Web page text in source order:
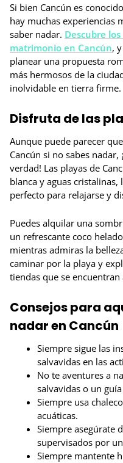
Si bien Cancún es
hay muchas experiencias
saber nadar. Descubre
matrimonio en Cancún,
planear una propuesta
más hermosos de la
inolvidable en tierra firme.
Disfruta de las
Aunque puede parecer
Cancún si no sabes
verdad! Las playas de
blanca y aguas
perfecto para relajarse y
Puedes alquilar una
un refrescante coco
mientras admiras la
caminar por la playa y
tiendas que se
Consejos para
nadar en Cancún
Siempre sigue las
salvavidas en las
No te aventures a
salvavidas o un
Siempre usa
acuáticas.
Siempre asegúrate
supervisados por
Siempre mantente